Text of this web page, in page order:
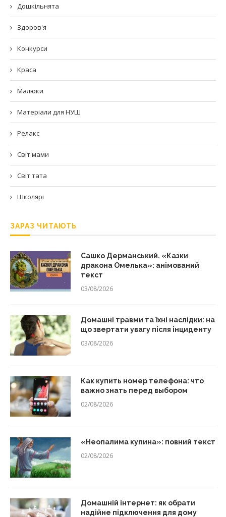
Дошкільнята
Здоров'я
Конкурси
Краса
Малюки
Матеріали для НУШ
Релакс
Світ мами
Світ тата
Школярі
ЗАРАЗ ЧИТАЮТЬ
Сашко Дерманський. «Казки
дракона Омелька»: анімований
текст
03/08/2026
Домашні травми та їхні наслідки: на
що звертати увагу після інциденту
03/08/2026
Как купить номер телефона: что
важно знать перед выбором
02/08/2026
«Неопалима купина»: повний текст
02/08/2026
Домашній інтернет: як обрати
надійне підключення для дому